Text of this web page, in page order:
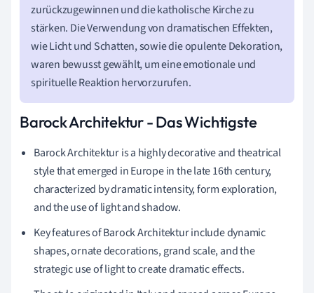
zurückzugewinnen und die katholische Kirche zu
stärken. Die Verwendung von dramatischen Effekten,
wie Licht und Schatten, sowie die opulente Dekoration,
waren bewusst gewählt, um eine emotionale und
spirituelle Reaktion hervorzurufen.
Barock Architektur - Das Wichtigste
Barock Architektur is a highly decorative and theatrical
style that emerged in Europe in the late 16th century,
characterized by dramatic intensity, form exploration,
and the use of light and shadow.
Key features of Barock Architektur include dynamic
shapes, ornate decorations, grand scale, and the
strategic use of light to create dramatic effects.